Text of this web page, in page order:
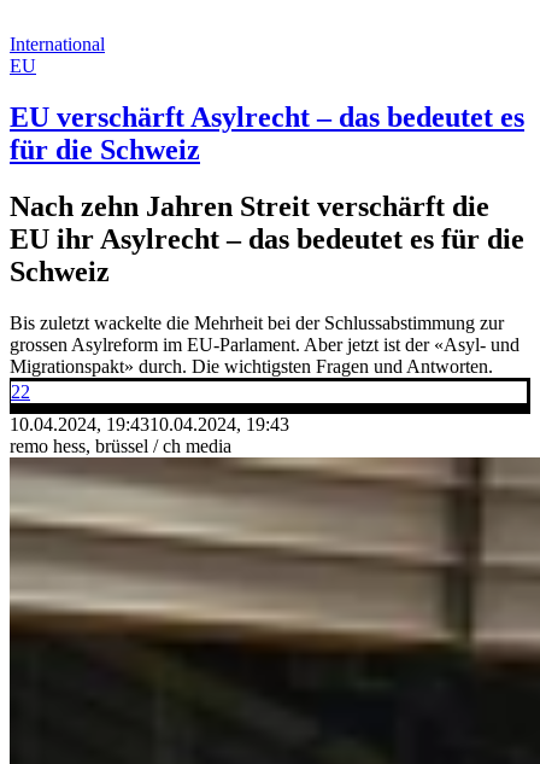
International
EU
EU verschärft Asylrecht – das bedeutet es
für die Schweiz
Nach zehn Jahren Streit verschärft die
EU ihr Asylrecht – das bedeutet es für die
Schweiz
Bis zuletzt wackelte die Mehrheit bei der Schlussabstimmung zur
grossen Asylreform im EU-Parlament. Aber jetzt ist der «Asyl- und
Migrationspakt» durch. Die wichtigsten Fragen und Antworten.
22
10.04.2024, 19:4310.04.2024, 19:43
remo hess, brüssel / ch media